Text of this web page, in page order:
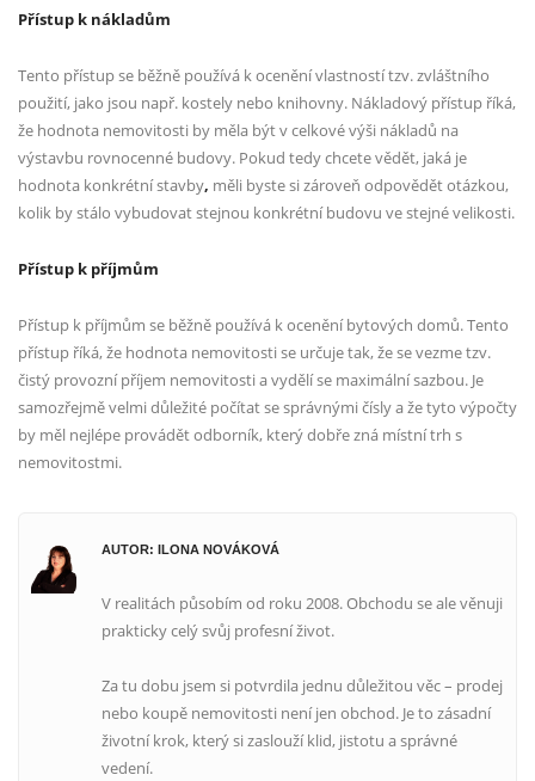
Přístup k nákladům
Tento přístup se běžně používá k ocenění vlastností tzv. zvláštního
použití, jako jsou např. kostely nebo knihovny. Nákladový přístup říká,
že hodnota nemovitosti by měla být v celkové výši nákladů na
výstavbu rovnocenné budovy. Pokud tedy chcete vědět, jaká je
hodnota konkrétní stavby, měli byste si zároveň odpovědět otázkou,
kolik by stálo vybudovat stejnou konkrétní budovu ve stejné velikosti.
Přístup k příjmům
Přístup k příjmům se běžně používá k ocenění bytových domů. Tento
přístup říká, že hodnota nemovitosti se určuje tak, že se vezme tzv.
čistý provozní příjem nemovitosti a vydělí se maximální sazbou. Je
samozřejmě velmi důležité počítat se správnými čísly a že tyto výpočty
by měl nejlépe provádět odborník, který dobře zná místní trh s
nemovitostmi.
AUTOR: ILONA NOVÁKOVÁ
V realitách působím od roku 2008. Obchodu se ale věnuji
prakticky celý svůj profesní život.
Za tu dobu jsem si potvrdila jednu důležitou věc – prodej
nebo koupě nemovitosti není jen obchod. Je to zásadní
životní krok, který si zaslouží klid, jistotu a správné
vedení.